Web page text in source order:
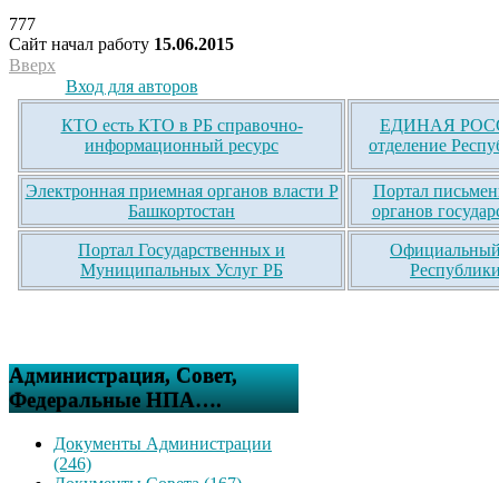
777
Сайт начал работу 15.06.2015
Вверх
Вход для авторов
КТО есть КТО в РБ справочно-
информационный ресурс
ЕДИНАЯ
отделение
Электронная приемная органов власти Р
Башкортостан
Портал
органов
Портал Государственных и
Муниципальных Услуг РБ
Официальный
Администрация, Совет,
Федеральные НПА….
Документы Администрации
(246)